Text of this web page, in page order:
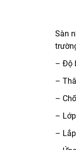
Sàn
– Độ
–
–
–
–